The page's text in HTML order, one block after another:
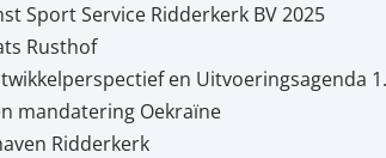
Sport Service Ridderkerk BV 2025
Rusthof
en Uitvoeringsagenda
mandatering Oekraïne
Ridderkerk